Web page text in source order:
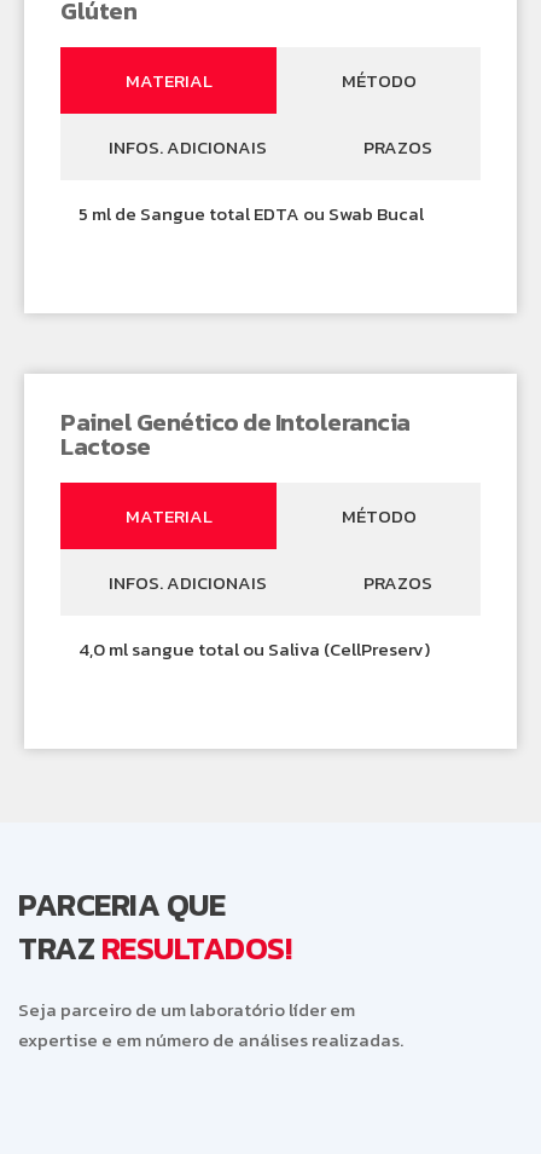
Glúten
MATERIAL MÉTODO
INFOS. ADICIONAIS PRAZOS
5 ml de Sangue total EDTA ou Swab Bucal
Painel Genético de Intolerancia
Lactose
MATERIAL MÉTODO
INFOS. ADICIONAIS PRAZOS
4,0 ml sangue total ou Saliva (CellPreserv)
PARCERIA QUE
TRAZRESULTADOS!
Seja parceiro de um laboratório líder em
expertise e em número de análises realizadas.